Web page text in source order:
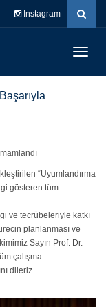
Instagram
“Uyumlandırma
gösteren tüm
ve tecrübeleriyle katkı
planlanması ve
Sayın Prof. Dr.
çalışma
dileriz.